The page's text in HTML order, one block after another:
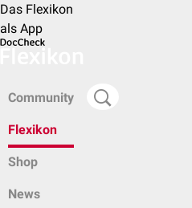
Das Flexikon
als App
Community
Flexikon
Shop
News